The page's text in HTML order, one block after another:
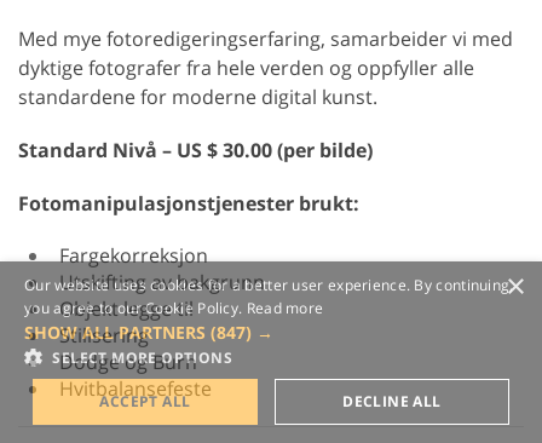
Med mye fotoredigeringserfaring, samarbeider vi med
dyktige fotografer fra hele verden og oppfyller alle
standardene for moderne digital kunst.
Standard Nivå – US $ 30.00 (per bilde)
Fotomanipulasjonstjenester brukt:
Fargekorreksjon
Utskifting av bakgrunn
Objekt legge til
Stilisering
Dodge og Burn
Hvitbalansefeste
×
Our website uses cookies for a better user experience. By continuing,
you agree to our Cookie Policy. Read more
SHOW ALL PARTNERS (847) →
SELECT MORE OPTIONS
ACCEPT ALL DECLINE ALL